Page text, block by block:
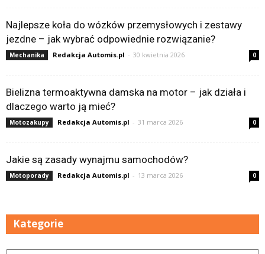
Najlepsze koła do wózków przemysłowych i zestawy
jezdne – jak wybrać odpowiednie rozwiązanie?
Mechanika Redakcja Automis.pl - 30 kwietnia 2026 0
Bielizna termoaktywna damska na motor – jak działa i
dlaczego warto ją mieć?
Motozakupy Redakcja Automis.pl - 31 marca 2026 0
Jakie są zasady wynajmu samochodów?
Motoporady Redakcja Automis.pl - 13 marca 2026 0
Kategorie
Kategorie